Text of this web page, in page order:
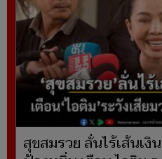
สุขสมรวย ลั่นไร้เส้นเ